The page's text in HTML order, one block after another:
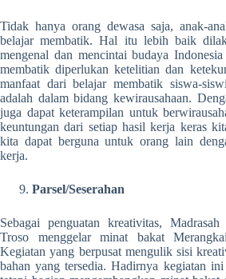
Tidak hanya orang dewasa saja, anak-
belajar membatik. Hal itu lebih baik
mengenal dan mencintai budaya
membatik diperlukan ketelitian dan
manfaat dari belajar membatik siswa-
adalah dalam bidang kewirausahaan.
juga dapat keterampilan untuk
keuntungan dari setiap hasil kerja keras
kita dapat berguna untuk orang lain
kerja.
Parsel/Seserahan
Sebagai penguatan kreativitas,
Troso menggelar minat bakat Merangkai
Kegiatan yang berpusat mengulik sisi
bahan yang tersedia. Hadirnya kegiatan